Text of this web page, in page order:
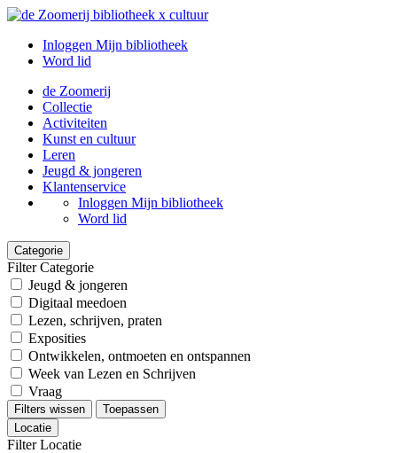
Inloggen Mijn bibliotheek
Word lid
de Zoomerij
Collectie
Activiteiten
Kunst en cultuur
Leren
Jeugd & jongeren
Klantenservice
Inloggen Mijn bibliotheek
Word lid
Categorie
Filter Categorie
Jeugd & jongeren
Digitaal meedoen
Lezen, schrijven, praten
Exposities
Ontwikkelen, ontmoeten en ontspannen
Week van Lezen en Schrijven
Vraag
Filters wissen
Toepassen
Locatie
Filter Locatie